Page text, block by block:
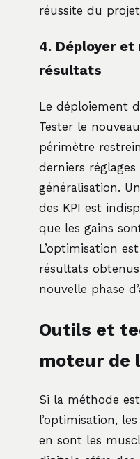
réussite du
4. Déployer et
résultats
Le déploiement
Tester le
périmètre
derniers
généralisation.
des KPI est
que les gains
L’optimisation
résultats
nouvelle phase
Outils et
moteur de
Si la méthode
l’optimisation,
en sont les